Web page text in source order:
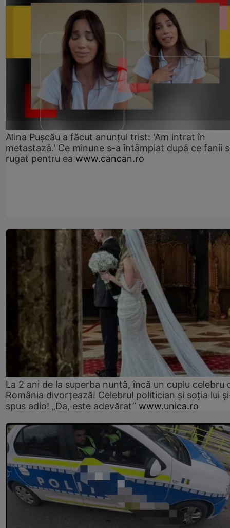
Alina Pușcău a făcut anunțul trist: 'Am intrat în
metastază.' Ce minune s-a întâmplat după ce fanii
rugat pentru ea www.cancan.ro
La 2 ani de la superba nuntă, încă un cuplu celebru
România divorțează! Celebrul politician și soția lui
spus adio! „Da, este adevărat” www.unica.ro